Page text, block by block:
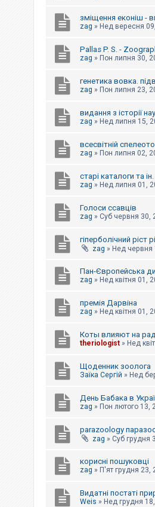
зміщення еконіш -
zag » Нед вересня
Pallas P. S. -
zag » Пон липня 30,
генетика вовка.
zag » Пон липня 23,
видання з історії
zag » Нед липня 15,
всесвітній
zag » Пон липня 02,
старі каталоги та ін.
zag » Нед липня 01,
Голоси ссавців
zag » Суб червня 30,
гіперболічний ріст
zag » Нед червня
Пан-Європейська
zag » Нед квітня 01,
премія Дарвіна
zag » Нед квітня 01,
Коты влияют на
theriologist » Нед
Щоденник зоолога
Заїка Сергій » Нед
День Бабака в
zag » Пон лютого 13,
parazoology
zag » Суб грудня
корисні пошуковці
zag » П'ят грудня 23,
Видатні постаті
Weis » Нед грудня